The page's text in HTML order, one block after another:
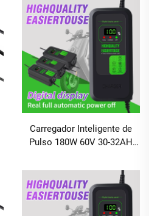
Rápido para Bateria de
Scooter Elétrico
Carregador Inteligente de
Pulso 180W 60V 30-32AH
Carro e Bicicleta Elétrica,
Bateria de Chumbo-Ácido
com Portas AC/DC